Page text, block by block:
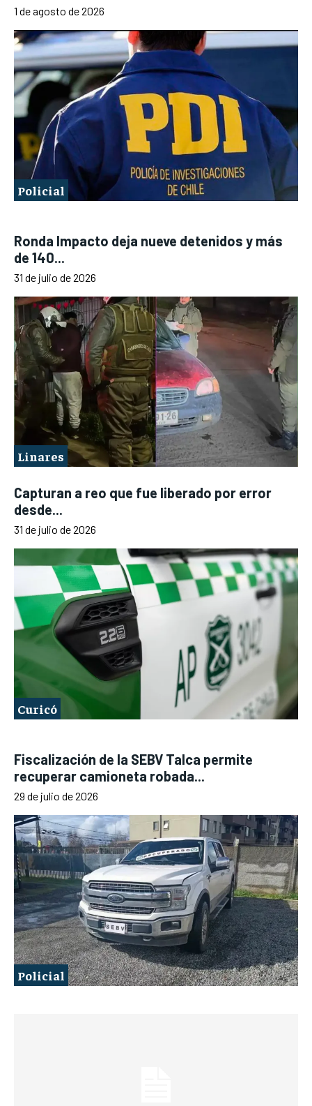
1 de agosto de 2026
Policial
Ronda Impacto deja nueve detenidos y más
de 140...
31 de julio de 2026
Linares
Capturan a reo que fue liberado por error
desde...
31 de julio de 2026
Curicó
Fiscalización de la SEBV Talca permite
recuperar camioneta robada...
29 de julio de 2026
Policial